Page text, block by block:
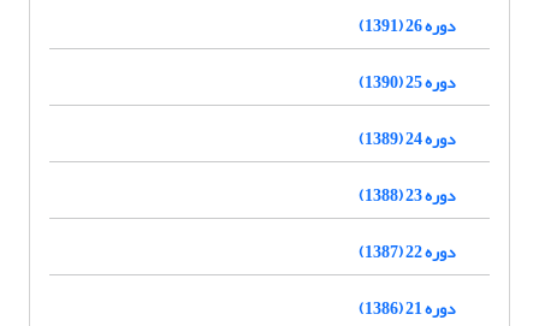
دوره 26 (1391)
دوره 25 (1390)
دوره 24 (1389)
دوره 23 (1388)
دوره 22 (1387)
دوره 21 (1386)